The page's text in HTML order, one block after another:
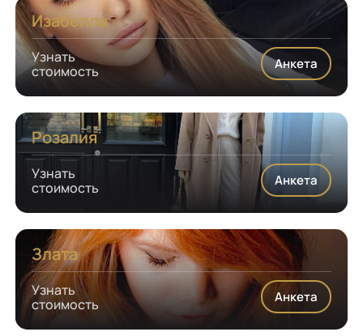
Изабелла
Узнать
стоимость
Анкета
Розалия
Узнать
стоимость
Анкета
Злата
Узнать
стоимость
Анкета